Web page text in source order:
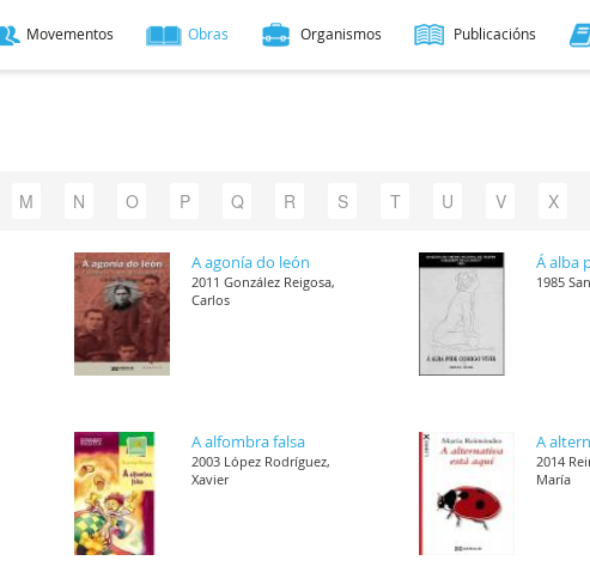
Movementos Obras Organismos Publicacións
M N O P Q R S T U V X
A agonía do león
2011 González Reigosa,
Carlos
Á alba
1985
A alfombra falsa
2003 López Rodríguez,
Xavier
A
2014
María